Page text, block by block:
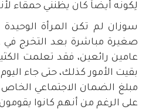
لِكونه أيضاً كان يظنني حمقاء
سوزان لم تكن المرأة
عامين رائعين، فقد تعلمت
بقيت الأمور كذلك، حتى جاء
مبلغ الضمان الاجتماعي الخاص
على الرغم من أنهم كانوا